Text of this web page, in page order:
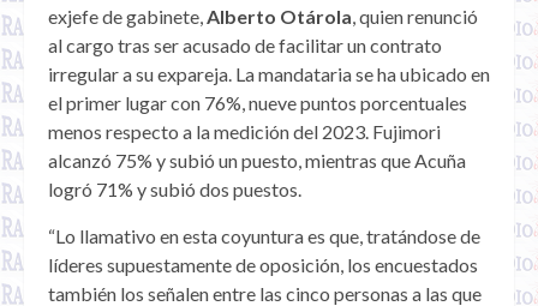
exjefe de gabinete,Alberto Otárola, quien renunció
al cargo tras ser acusado de facilitar un contrato
irregular a su expareja. La mandataria se ha ubicado en
el primer lugar con 76%, nueve puntos porcentuales
menos respecto a la medición del 2023. Fujimori
alcanzó 75% y subió un puesto, mientras que Acuña
logró 71% y subió dos puestos.
“Lo llamativo en esta coyuntura es que, tratándose de
líderes supuestamente de oposición, los encuestados
también los señalen entre las cinco personas a las que